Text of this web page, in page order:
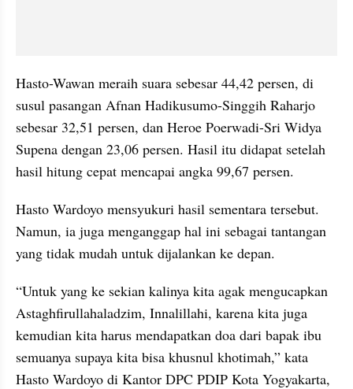
Hasto-Wawan meraih suara sebesar 44,42 persen, di
susul pasangan Afnan Hadikusumo-Singgih Raharjo
sebesar 32,51 persen, dan Heroe Poerwadi-Sri Widya
Supena dengan 23,06 persen. Hasil itu didapat setelah
hasil hitung cepat mencapai angka 99,67 persen.
Hasto Wardoyo mensyukuri hasil sementara tersebut.
Namun, ia juga menganggap hal ini sebagai tantangan
yang tidak mudah untuk dijalankan ke depan.
“Untuk yang ke sekian kalinya kita agak mengucapkan
Astaghfirullahaladzim, Innalillahi, karena kita juga
kemudian kita harus mendapatkan doa dari bapak ibu
semuanya supaya kita bisa khusnul khotimah,” kata
Hasto Wardoyo di Kantor DPC PDIP Kota Yogyakarta,